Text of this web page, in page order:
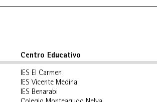
Centro Educativo
IES El Carmen
IES Vicente Medina
IES Benarabi